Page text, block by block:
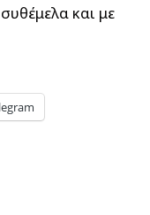
και με